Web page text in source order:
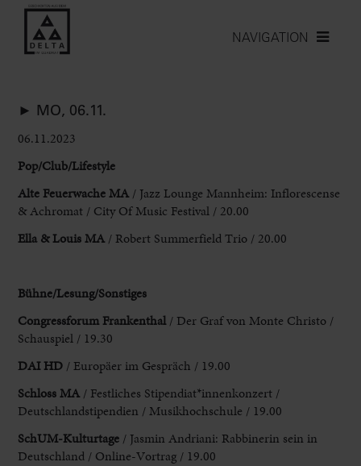
NAVIGATION
► MO, 06.11.
06.11.2023
Pop/Club/Lifestyle
Alte Feuerwache MA / Jazz Lounge Mannheim: Inflorescense
& Achromat / City Of Music Festival / 20.00
Ella & Louis MA / Robert Summerfield Trio / 20.00
Bühne/Lesung/Sonstiges
Congressforum Frankenthal/ Der Graf von Monte Christo /
Schauspiel / 19.30
DAIHD / Europäer im Gespräch / 19.00
Schloss MA / Festliches Stipendiat*innenkonzert /
Deutschlandstipendien / Musikhochschule / 19.00
SchUM-Kulturtage / Jasmin Andriani: Rabbinerin sein in
Deutschland / Online-Vortrag / 19.00